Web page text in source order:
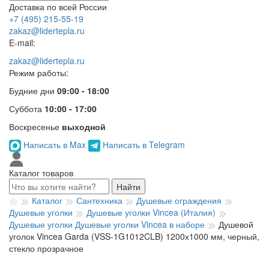
Доставка по всей России
+7 (495) 215-55-19
zakaz@lidertepla.ru
E-mail:
zakaz@lidertepla.ru
Режим работы:
Будние дни 09:00 - 18:00
Суббота 10:00 - 17:00
Воскресенье выходной
Написать в Max
Написать в Telegram
Каталог товаров
Найти
Каталог
Сантехника
Душевые ограждения
Душевые уголки
Душевые уголки Vincea (Италия)
Душевые уголки Душевые уголки Vincea в наборе
Душевой
уголок Vincea Garda (VSS-1G1012CLB) 1200х1000 мм, черный,
стекло прозрачное